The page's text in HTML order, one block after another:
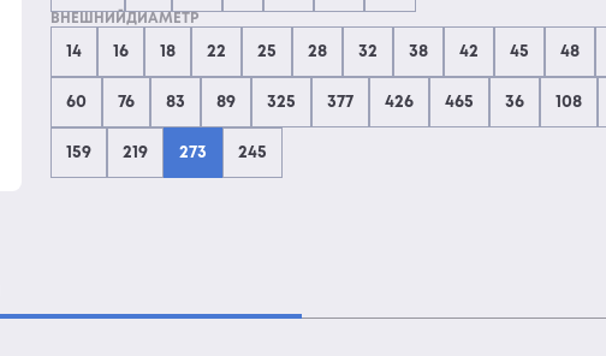
ВНЕШНИЙДИАМЕТР
14 16 18 22 25 28 32 38 42 45 48
60 76 83 89 325 377 426 465 36 108
159 219 273 245